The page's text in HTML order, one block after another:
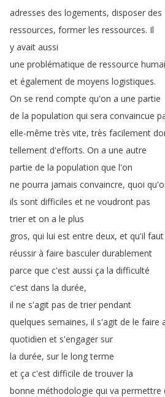
adresses des logements, disposer des
ressources, former les ressources. Il
y avait aussi
une problématique de ressource
et également de moyens logistiques.
On se rend compte qu'on a une partie
de la population qui sera convaincue
elle-même très vite,très facilement
tellement d'efforts. On a une autre
partie de la population que l'on
ne pourra jamais convaincre, quoi
ils sont difficiles et ne voudront pas
trier et on a le plus
gros, qui lui est entre deux, et qu'il faut
réussir à faire basculer durablement
parce que c'est aussi ça la difficulté
c'est dans la durée,
il ne s'agit pas de trier pendant
quelques semaines, il s'agit de le faire
quotidien et s'engager sur
la durée, sur le long terme
et ça c'est difficile de trouver la
bonne méthodologie qui va permettre